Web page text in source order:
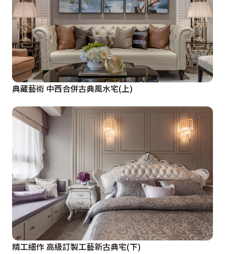
典藏藝術 中西合併古典風水宅(上)
精工細作 高級訂製工藝新古典宅(下)